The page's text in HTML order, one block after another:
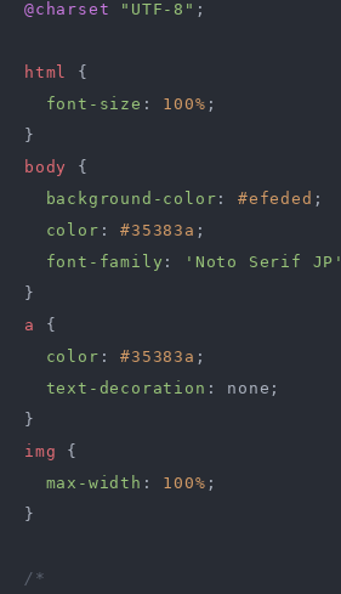
@charset "UTF-8" ;
html
{
font-size : 100% ;
body
{
background-color : #efeded ;
color : #35383a ;
font-family : 'Noto Serif JP'
a
{
color : #35383a ;
text-decoration : none;
img {
max-width : 100% ;
}
/*